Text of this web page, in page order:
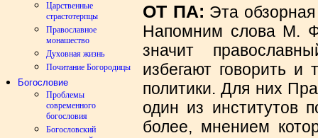
Царственные
страстотерпцы
Православное
монашество
Духовная жизнь
Почитание Богородицы
Богословие
Проблемы
современного
богословия
Богословский
ОТ ПА: Эта
Напомним слова М.
значит
избегают говорить
политики. Для них
один из институтов
более, мнением